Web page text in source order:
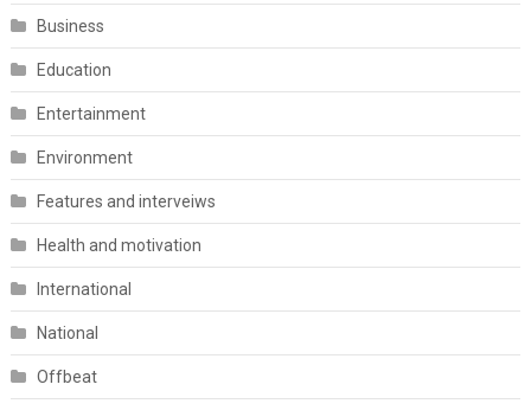
Business
Education
Entertainment
Environment
Features and interveiws
Health and motivation
International
National
Offbeat